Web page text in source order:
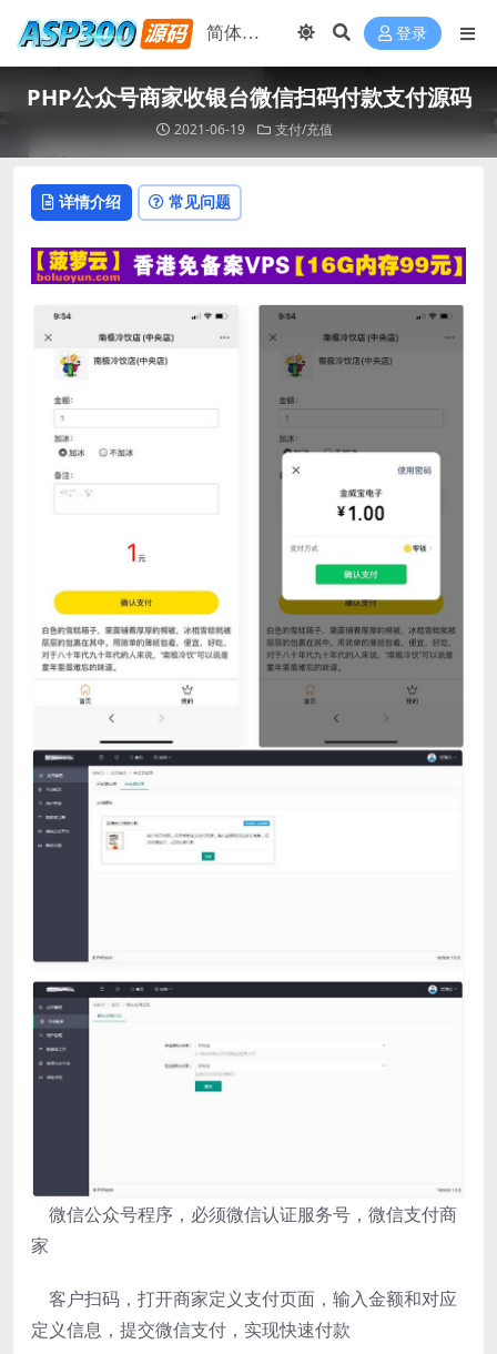
登录
PHP公众号商家收银台微信扫码付款支付源码
2021-06-19 支付/充值
详情介绍 常见问题
微信公众号程序，必须微信认证服务号，微信支付商
家
客户扫码，打开商家定义支付页面，输入金额和对应
定义信息，提交微信支付，实现快速付款